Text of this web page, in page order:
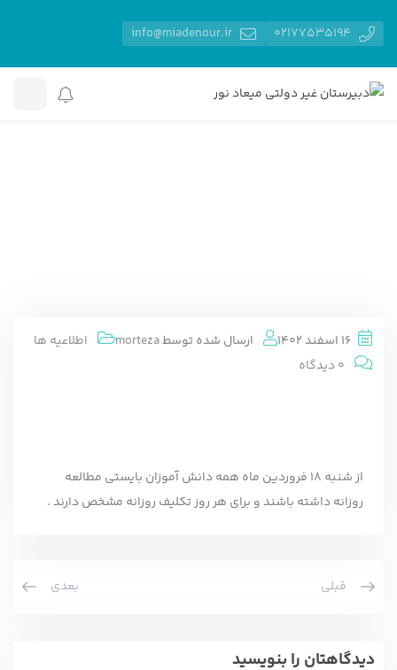
16 اسفند 1402 ارسال شده توسطmorteza
اطلاعیه ها
0 دیدگاه
از شنبه 18 فروردین ماه همه دانش آموزان بایستی مطالعه
روزانه داشته باشند و برای هر روز تکلیف روزانه مشخص دارند .
قبلی بعدی
دیدگاهتان را بنویسید